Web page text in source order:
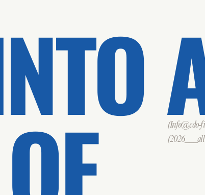
(Info@cdo-
(2026___all